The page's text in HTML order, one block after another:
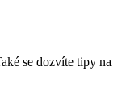
se dozvíte tipy na